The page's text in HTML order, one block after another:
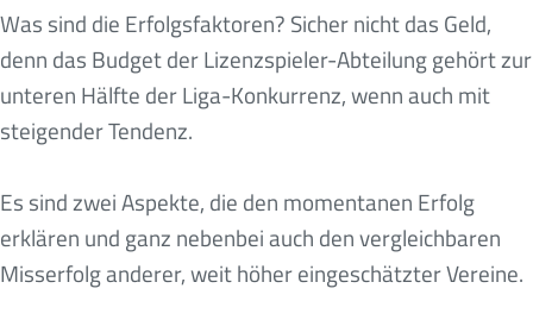
Was sind die Erfolgsfaktoren? Sicher nicht das Geld,
denn das Budget der Lizenzspieler-Abteilung gehört zur
unteren Hälfte der Liga-Konkurrenz, wenn auch mit
steigender Tendenz.
Es sind zwei Aspekte, die den momentanen Erfolg
erklären und ganz nebenbei auch den vergleichbaren
Misserfolg anderer, weit höher eingeschätzter Vereine.